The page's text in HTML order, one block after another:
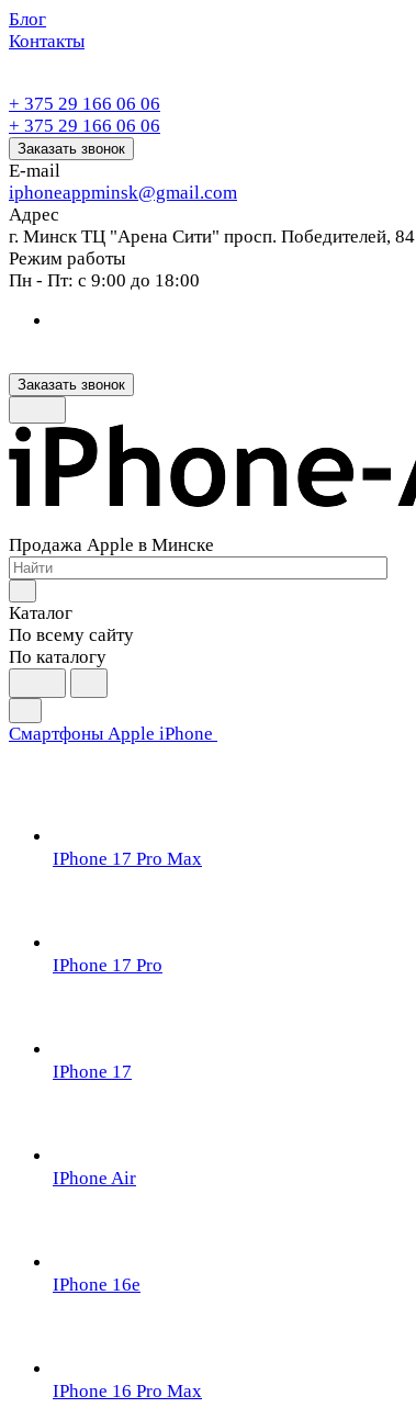
Блог
Контакты
+ 375 29 166 06 06
+ 375 29 166 06 06
Заказать звонок
E-mail
iphoneappminsk@gmail.com
Адрес
г. Минск ТЦ "Арена Сити" просп. Победителей, 84
Режим работы
Пн - Пт: с 9:00 до 18:00
Заказать звонок
Продажа Apple в Минске
Каталог
По всему сайту
По каталогу
Смартфоны Apple iPhone
IPhone 17 Pro Max
IPhone 17 Pro
IPhone 17
IPhone Air
IPhone 16e
IPhone 16 Pro Max